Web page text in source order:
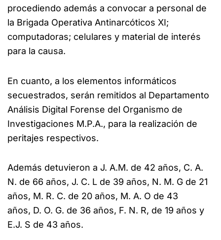
procediendo además a convocar a personal de
la Brigada Operativa Antinarcóticos XI;
computadoras; celulares y material de interés
para la causa.
En cuanto, a los elementos informáticos
secuestrados, serán remitidos al Departamento
Análisis Digital Forense del Organismo de
Investigaciones M.P.A., para la realización de
peritajes respectivos.
Además detuvieron a J. A.M. de 42 años, C. A.
N. de 66 años, J. C. L de 39 años, N. M. G de 21
años, M. R. C. de 20 años, M. A. O de 43
años, D. O. G. de 36 años, F. N. R, de 19 años y
E.J. S de 43 años.